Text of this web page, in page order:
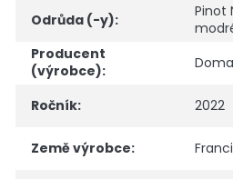
Odrůda (-y):
Pinot
Producent
(výrobce):
Ročník: 2022
Země výrobce: